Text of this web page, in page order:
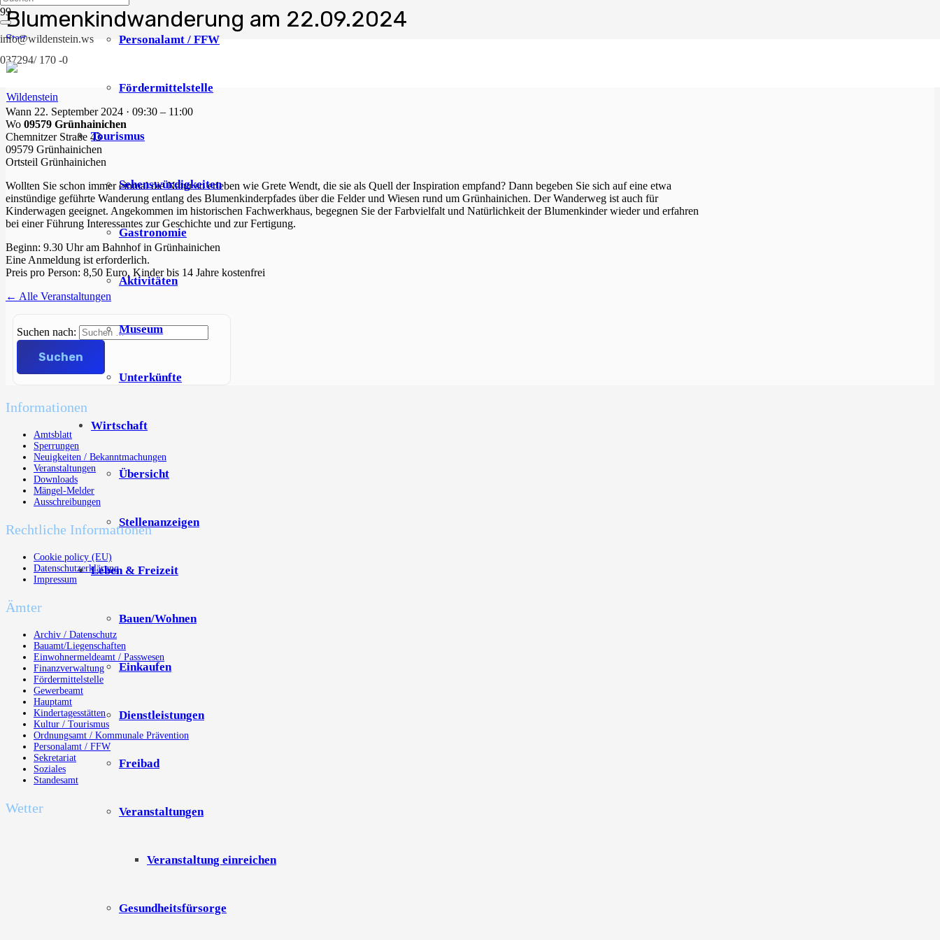
info@wildenstein.ws
037294/ 170 -0
Personalamt / FFW
Fördermittelstelle
Tourismus
Sehenswürdigkeiten
Gastronomie
Aktivitäten
Museum
Unterkünfte
Wirtschaft
Übersicht
Stellenanzeigen
Leben & Freizeit
Bauen/Wohnen
Einkaufen
Dienstleistungen
Freibad
Veranstaltungen
Veranstaltung einreichen
Gesundheitsfürsorge
Blumenkindwanderung am 22.09.2024
Start
Blumenkindwanderung am 22.09.2024
Wann 22. September 2024 · 09:30 – 11:00
Wo 09579 Grünhainichen
Chemnitzer Straße 43
09579 Grünhainichen
Ortsteil Grünhainichen
Wollten Sie schon immer einmal die Natur so erleben wie Grete Wendt, die sie als Quell der Inspiration empfand? Dann begeben Sie sich auf eine etwa
einstündige geführte Wanderung entlang des Blumenkinderpfades über die Felder und Wiesen rund um Grünhainichen. Der Wanderweg ist auch für
Kinderwagen geeignet. Angekommen im historischen Fachwerkhaus, begegnen Sie der Farbvielfalt und Natürlichkeit der Blumenkinder wieder und erfahren
bei einer Führung Interessantes zur Geschichte und zur Fertigung.
Beginn: 9.30 Uhr am Bahnhof in Grünhainichen
Eine Anmeldung ist erforderlich.
Preis pro Person: 8,50 Euro, Kinder bis 14 Jahre kostenfrei
← Alle Veranstaltungen
Suchen nach:
Informationen
Amtsblatt
Sperrungen
Neuigkeiten / Bekanntmachungen
Veranstaltungen
Downloads
Mängel-Melder
Ausschreibungen
Rechtliche Informationen
Cookie policy (EU)
Datenschutzerklärung
Impressum
Ämter
Archiv / Datenschutz
Bauamt/Liegenschaften
Einwohnermeldeamt / Passwesen
Finanzverwaltung
Fördermittelstelle
Gewerbeamt
Hauptamt
Kindertagesstätten
Kultur / Tourismus
Ordnungsamt / Kommunale Prävention
Personalamt / FFW
Sekretariat
Soziales
Standesamt
Wetter